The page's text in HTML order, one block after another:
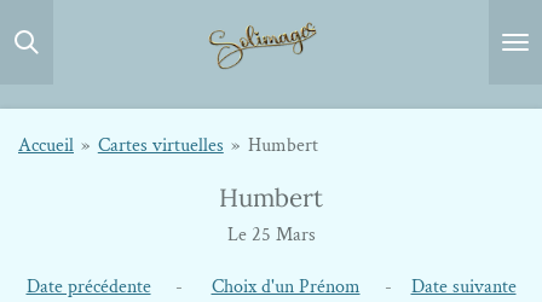
Passer
Accueil » Cartes virtuelles » Humbert
Humbert
Le 25 Mars
Date précédente- Choix d'un Prénom - Date suivante